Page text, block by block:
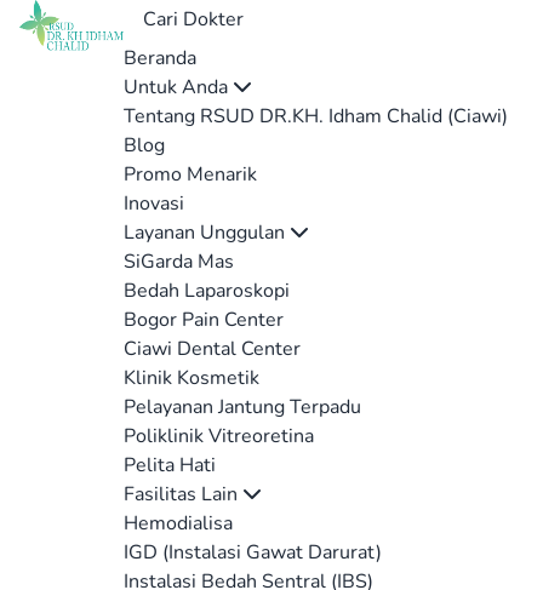
Cari Dokter
Beranda
Untuk Anda
Tentang RSUD DR.KH. Idham Chalid (Ciawi)
Blog
Promo Menarik
Inovasi
Layanan Unggulan
SiGarda Mas
Bedah Laparoskopi
Bogor Pain Center
Ciawi Dental Center
Klinik Kosmetik
Pelayanan Jantung Terpadu
Poliklinik Vitreoretina
Pelita Hati
Fasilitas Lain
Hemodialisa
IGD (Instalasi Gawat Darurat)
Instalasi Bedah Sentral (IBS)